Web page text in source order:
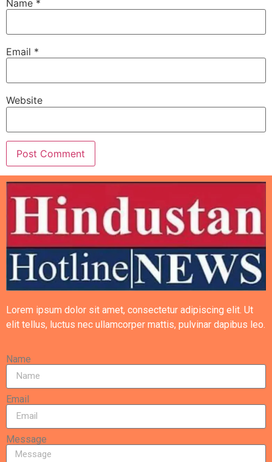
Name *
Email *
Website
Lorem ipsum dolor sit amet, consectetur adipiscing elit. Ut
elit tellus, luctus nec ullamcorper mattis, pulvinar dapibus leo.
Name
Email
Message